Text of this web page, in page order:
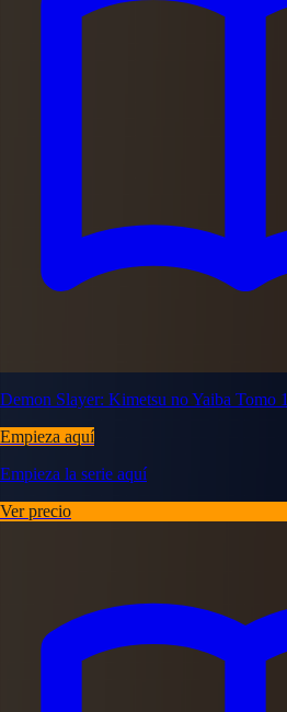
Demon Slayer: Kimetsu no Yaiba Tomo 1
Empieza aquí
Empieza la serie aquí
Ver precio